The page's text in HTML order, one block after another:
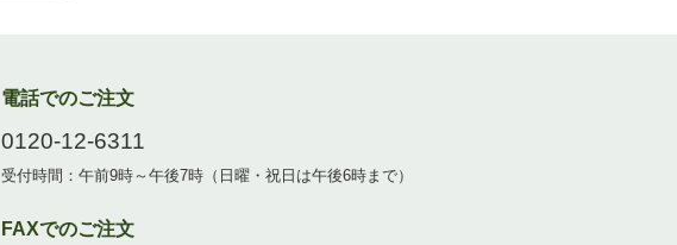
電話でのご注文
0120-12-6311
受付時間：午前9時～午後7時（日曜・祝日は午後6時まで）
FAXでのご注文